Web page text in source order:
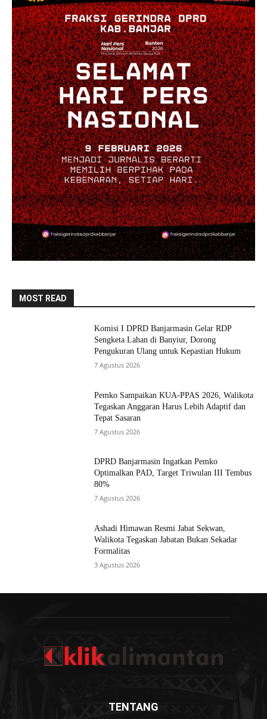
MOST READ
Komisi I DPRD Banjarmasin Gelar RDP
Sengketa Lahan di Banyiur, Dorong
Pengukuran Ulang untuk Kepastian Hukum
7 Agustus 2026
Pemko Sampaikan KUA-PPAS 2026, Walikota
Tegaskan Anggaran Harus Lebih Adaptif dan
Tepat Sasaran
7 Agustus 2026
DPRD Banjarmasin Ingatkan Pemko
Optimalkan PAD, Target Triwulan III Tembus
80%
7 Agustus 2026
Ashadi Himawan Resmi Jabat Sekwan,
Walikota Tegaskan Jabatan Bukan Sekadar
Formalitas
3 Agustus 2026
TENTANG